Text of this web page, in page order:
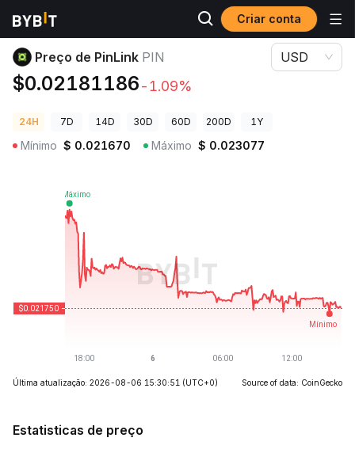
Criar conta
Preços de Criptomoedas Preço de PinLink PIN
Preço de PinLink PIN
$0.02181186-1.09%
USD
24H 7D 14D 30D 60D 200D 1Y
Mínimo $ 0.021670 Máximo $ 0.023077
Última atualização: 2026-08-06 15:30:51 (UTC+0) Source of data: CoinGecko
Estatisticas de preço